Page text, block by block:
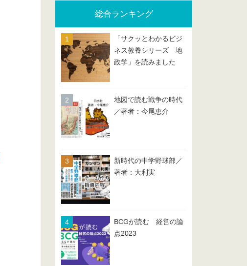
総合ランキング
「サクッとわかるビジ
ネス教養シリーズ 地
政学」を読みました
地図で読む戦争の時代
／著者：今尾恵介
新時代の中学野球部／
著者：大利実
BCGが読む 経営の論
点2023